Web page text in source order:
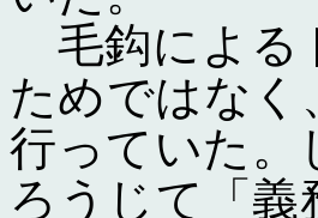
毛鈎による
ためではなく
行っていた。
ろうじて「